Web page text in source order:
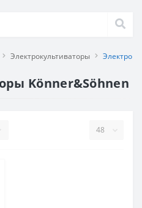
Электрокультиваторы
Könner&Söhnen